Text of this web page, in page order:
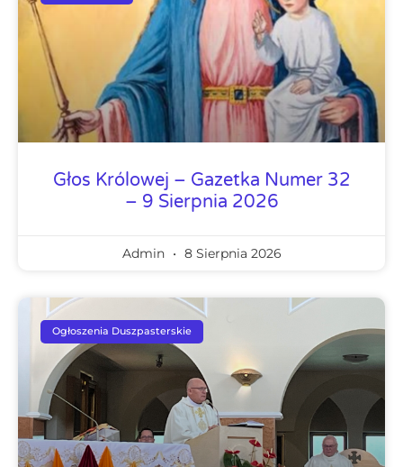
Głos Królowej – Gazetka Numer 32
– 9 Sierpnia 2026
Admin 8 Sierpnia 2026
Ogłoszenia Duszpasterskie